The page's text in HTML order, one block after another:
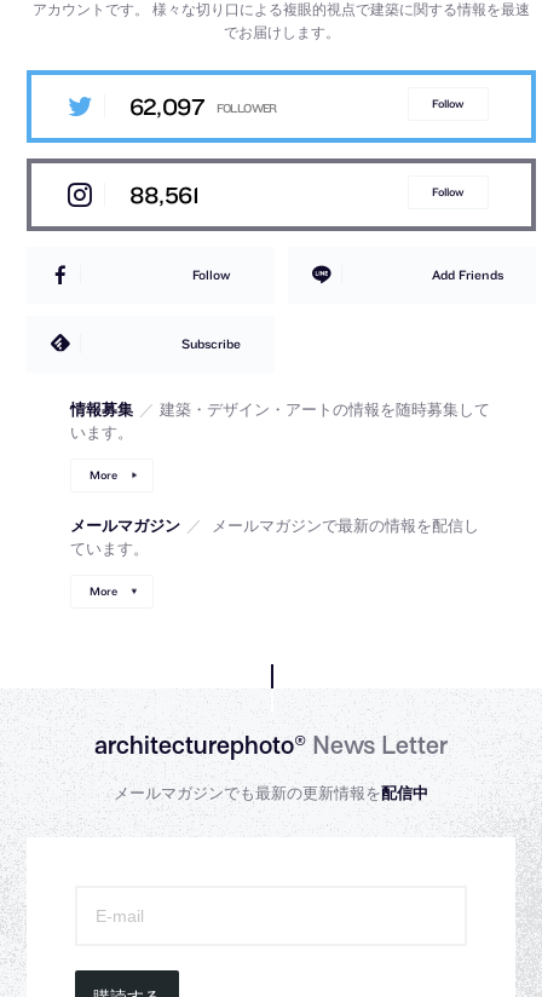
アカウントです。様々な切り口による複眼的視点で建築に関する情報を最速
でお届けします。
62,097 Follow
88,561 Follow
Follow Add Friends
Subscribe
情報募集 ／ 建築・デザイン・アートの情報を随時募集して
います。
More
メールマガジン ／
メールマガジンで最新の情報を配信し
ています。
More
architecturephoto®News Letter
メールマガジンでも最新の更新情報を配信中